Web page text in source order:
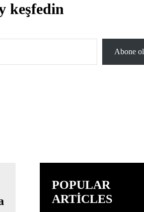
keşfedin
Abone ol
POPULAR
ARTICLES